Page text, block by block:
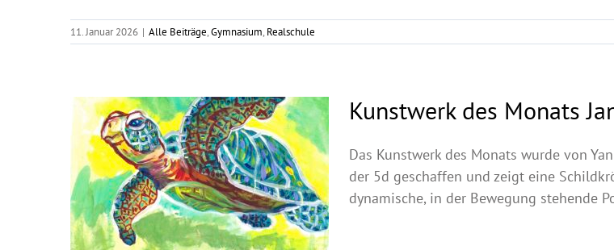
11. Januar 2026 | Alle Beiträge,Gymnasium, Realschule
Kunstwerk des Monats
Das Kunstwerk des Monats wurde von
der 5d geschaffen und zeigt eine
dynamische, in der Bewegung stehende